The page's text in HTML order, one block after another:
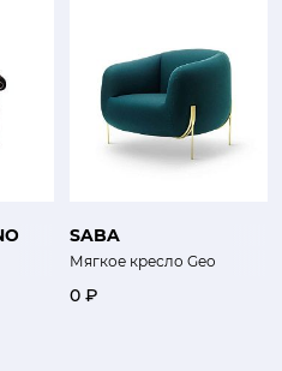
SABA
Мягкое кресло Geo
0 ₽